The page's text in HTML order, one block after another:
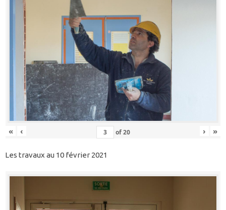
« ‹ of20 › »
Les travaux au 10 février 2021